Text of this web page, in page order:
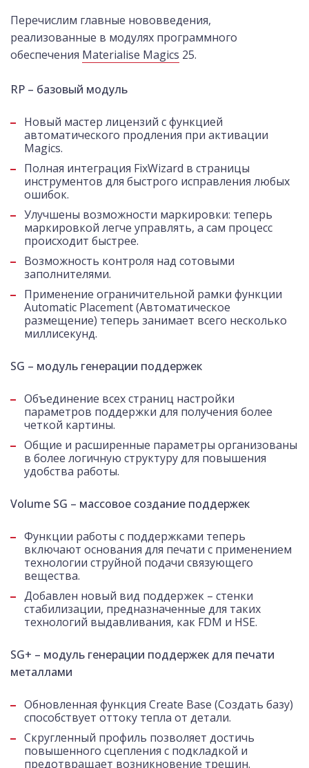
Перечислим главные нововведения,
реализованные в модулях программного
обеспечения Materialise Magics 25.
RP – базовый модуль
Новый мастер лицензий с функцией
автоматического продления при активации
Magics.
Полная интеграция FixWizard в страницы
инструментов для быстрого исправления любых
ошибок.
Улучшены возможности маркировки: теперь
маркировкой легче управлять, а сам процесс
происходит быстрее.
Возможность контроля над сотовыми
заполнителями.
Применение ограничительной рамки функции
Automatic Placement (Автоматическое
размещение) теперь занимает всего несколько
миллисекунд.
SG – модуль генерации поддержек
Объединение всех страниц настройки
параметров поддержки для получения более
четкой картины.
Общие и расширенные параметры организованы
в более логичную структуру для повышения
удобства работы.
Volume SG – массовое создание поддержек
Функции работы с поддержками теперь
включают основания для печати с применением
технологии струйной подачи связующего
вещества.
Добавлен новый вид поддержек – стенки
стабилизации, предназначенные для таких
технологий выдавливания, как FDM и HSE.
SG+ – модуль генерации поддержек для печати
металлами
Обновленная функция Create Base (Создать базу)
способствует оттоку тепла от детали.
Скругленный профиль позволяет достичь
повышенного сцепления с подкладкой и
предотвращает возникновение трещин.